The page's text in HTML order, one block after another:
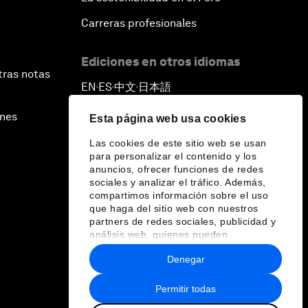
Esta página web usa cookies
Las cookies de este sitio web se usan
para personalizar el contenido y los
anuncios, ofrecer funciones de redes
sociales y analizar el tráfico. Además,
compartimos información sobre el uso
que haga del sitio web con nuestros
partners de redes sociales, publicidad y
análisis web, quienes pueden
combinarla con otra información que les
haya proporcionado o que hayan
recopilado a partir del uso que haya
hecho de sus servicios.
Permitir todas
Denegar
notas
Carreras profesionales
Ediciones en otros idiomas
EN ▪ ES▪中文▪ 日本語